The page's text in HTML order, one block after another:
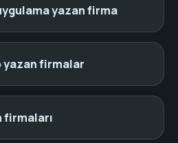
yazan firma
yazan firmalar
firmaları